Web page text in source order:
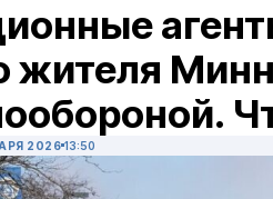
жителя
2026 13:50